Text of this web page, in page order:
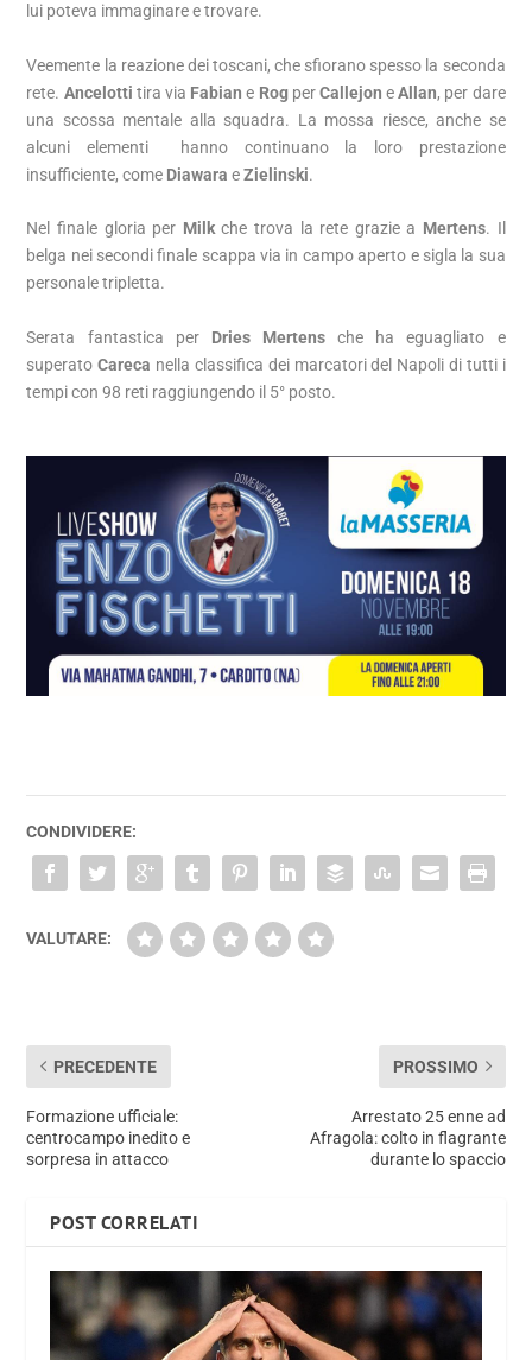
lui poteva immaginare e trovare.
Veemente la reazione dei toscani, che sfiorano spesso la seconda
rete. Ancelotti tira via Fabian e RogperCallejon eAllan, per dare
una scossa mentale alla squadra. La mossa riesce, anche se
alcuni elementi hanno continuano la loro prestazione
insufficiente, come Diawara eZielinski.
Nel finale gloria per Milkche trova la rete grazie a Mertens. Il
belga nei secondi finale scappa via in campo aperto e sigla la sua
personale tripletta.
Serata fantastica per Dries Mertens che ha eguagliato e
superatoCareca nella classifica dei marcatori del Napoli di tutti i
tempi con 98 reti raggiungendo il 5° posto.
CONDIVIDERE:
VALUTARE:
PRECEDENTE
Formazione ufficiale:
centrocampo inedito e
sorpresa in attacco
PROSSIMO
Arrestato 25 enne ad
Afragola: colto in flagrante
durante lo spaccio
POST CORRELATI